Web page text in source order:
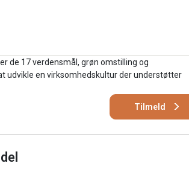
de 17 verdensmål, grøn omstilling og
udvikle en virksomhedskultur der understøtter
Tilmeld